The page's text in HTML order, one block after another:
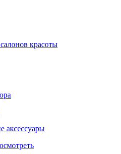
красоты
аксессуары